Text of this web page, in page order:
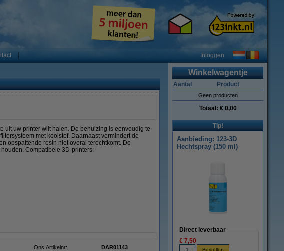
Inloggen
uit uw printer wilt halen. De behuizing is eenvoudig te
met koolstof. Daarnaast vermindert de
opspattende resin niet overal terechtkomt. De
Compatibele 3D-printers:
Ons Artikelnr:
DAR01143
Winkelwagentje
Aantal Product
Geen producten
Totaal: € 0,00
Tip!
Aanbieding: 123-3D
Hechtspray (150 ml)
Direct leverbaar
€ 7,50